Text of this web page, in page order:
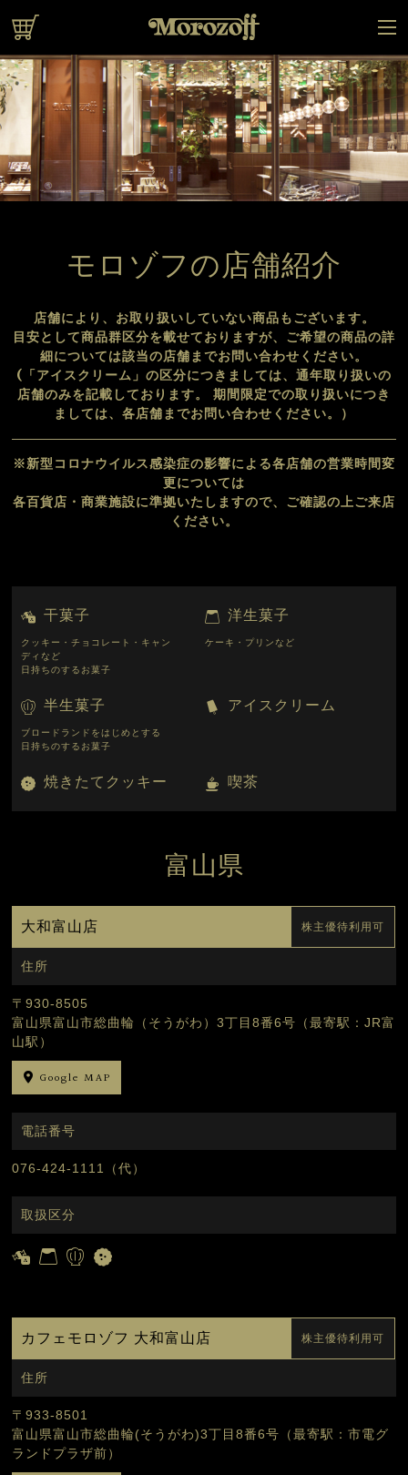
モロゾフの店舗紹介
店舗により、お取り扱いしていない商品もございます。
目安として商品群区分を載せておりますが、ご希望の商品の詳
細については該当の店舗までお問い合わせください。
(「アイスクリーム」の区分につきましては、通年取り扱いの
店舗のみを記載しております。 期間限定での取り扱いにつき
ましては、各店舗までお問い合わせください。）
※新型コロナウイルス感染症の影響による各店舗の営業時間変
更については
各百貨店・商業施設に準拠いたしますので、ご確認の上ご来店
ください。
干菓子
クッキー・チョコレート・キャン
ディなど
日持ちのするお菓子
洋生菓子
ケーキ・プリンなど
半生菓子
ブロードランドをはじめとする
日持ちのするお菓子
アイスクリーム
焼きたてクッキー 喫茶
富山県
大和富山店 株主優待利用可
住所
〒930-8505
富山県富山市総曲輪（そうがわ）3丁目8番6号（最寄駅：JR富
山駅）
Google MAP
電話番号
076-424-1111（代）
取扱区分
菓
子
子
子
て
クッ
キー
カフェモロゾフ 大和富山店 株主優待利用可
住所
〒933-8501
富山県富山市総曲輪(そうがわ)3丁目8番6号（最寄駅：市電グ
ランドプラザ前）
茶